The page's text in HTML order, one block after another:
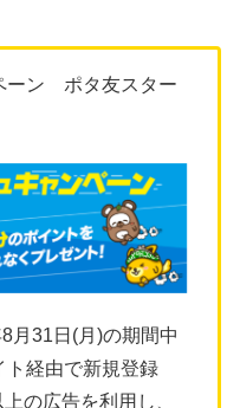
ーン ポタ友スター
月31日(月)の期間中
ト経由で新規登録
の広告を利用し、